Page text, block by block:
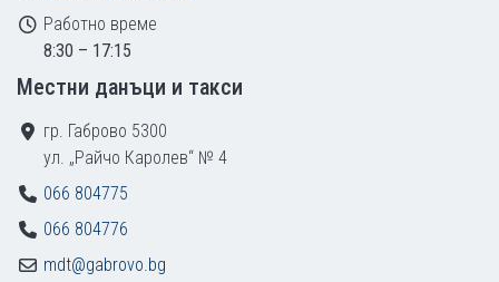
Работно време
8:30 – 17:15
Местни данъци и такси
гр. Габрово 5300
ул. „Райчо Каролев“ № 4
066 804775
066 804776
mdt@gabrovo.bg